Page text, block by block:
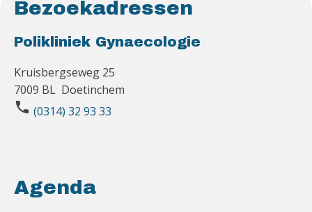
Bezoekadressen
Polikliniek Gynaecologie
Kruisbergseweg 25
7009 BL Doetinchem
phone (0314) 32 93 33
Agenda